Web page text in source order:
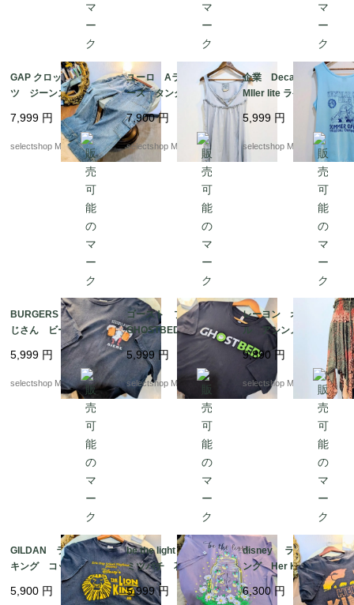
GAP クロップド パン
ツ ジーンズ デニ
ム サイズL カー
ゴパンツ ブルー
7,999 円
selectshop Merci.
ユーロ Aライン レ
ース タンクトップ
くすみカラー 水色
実寸M（記載Sサイズ）
フリル ノースリーブ
NILE コットン
7,900円
selectshop Merci.
企業 Decathlon club
MIler lite ラケットボー
ルトーナメント ブル
ー タンクトップ Ro
yal XLサイズ USA
5,999 円
selectshop Merci.
BURGERS N BEER お
じさん ビール Tシ
ャツ プリント XLサ
イズ コットン ブ
ラック XLサイズ エ
ルサルバドル製
5,999 円
selectshop Merci.
ゴースト プリント
GHOSTBED コッ
トン ブラック Lサ
イズ カンボジア製 T
シャツ
5,999円
selectshop Merci.
レーヨン オリエンタ
ル アシンメトリー
スカート エスニック
柄 オレンジ オリー
ブグリーン ワンサイ
ズ
9,890 円
selectshop Merci.
GILDAN ライオン
キング コットン ブ
ラック Mサイズ Lio
n King ギルダン ウル
5,900 円
be the light フラワー
ミツバチ 花 USA T
シャツ パープル
紫 コットン Lサ
5,999円
disney ライオン キ
ング Her KING コッ
トン ブラック Lサイ
ズ Lion King シン
6,300円